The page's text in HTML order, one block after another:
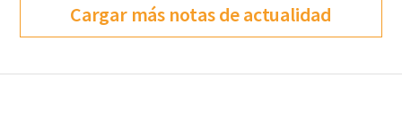
Cargar más notas de actualidad